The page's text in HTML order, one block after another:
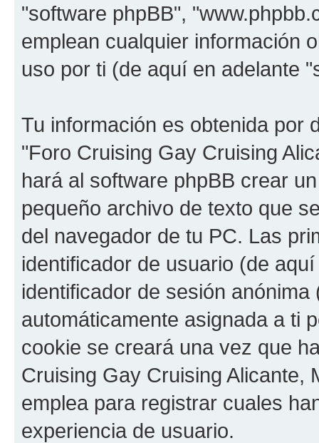
"software phpBB",
emplean cualquier información
uso por ti (de aquí en adelante
Tu información es obtenida por
"Foro Cruising Gay Cruising
hará al software phpBB crear
pequeño archivo de texto que
del navegador de tu PC. Las
identificador de usuario (de
identificador de sesión
automáticamente asignada a ti
cookie se creará una vez que
Cruising Gay Cruising Alicante,
emplea para registrar cuales
experiencia de usuario.